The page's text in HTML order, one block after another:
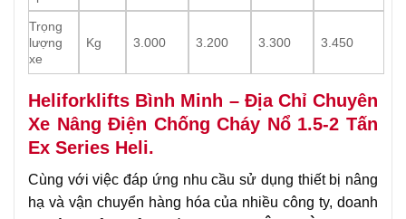
Trọng
lượng
xe
Kg 3.000 3.200 3.300 3.450
Heliforklifts Bình Minh – Địa Chỉ Chuyên
Xe Nâng Điện Chống Cháy Nổ 1.5-2 Tấn
Ex Series Heli.
Cùng với việc đáp ứng nhu cầu sử dụng thiết bị nâng
hạ và vận chuyển hàng hóa của nhiều công ty, doanh